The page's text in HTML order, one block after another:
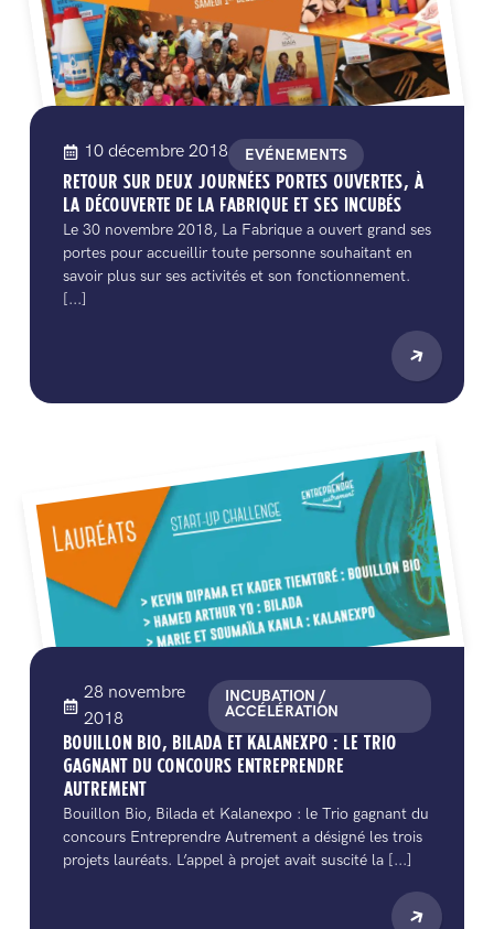
10 décembre 2018 EVÉNEMENTS
RETOUR SUR DEUX JOURNÉES PORTES OUVERTES, À
LA DÉCOUVERTE DE LA FABRIQUE ET SES INCUBÉS
Le 30 novembre 2018, La Fabrique a ouvert grand ses
portes pour accueillir toute personne souhaitant en
savoir plus sur ses activités et son fonctionnement.
[...]
28 novembre
2018
INCUBATION /
ACCÉLÉRATION
BOUILLON BIO, BILADA ET KALANEXPO : LE TRIO
GAGNANT DU CONCOURS ENTREPRENDRE
AUTREMENT
Bouillon Bio, Bilada et Kalanexpo : le Trio gagnant du
concours Entreprendre Autrement a désigné les trois
projets lauréats. L’appel à projet avait suscité la [...]